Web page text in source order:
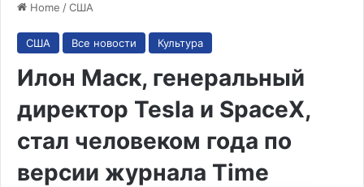
Home /США
США Все новости Культура
Илон Маск, генеральный
директор Tesla и SpaceX,
стал человеком года по
версии журнала Time